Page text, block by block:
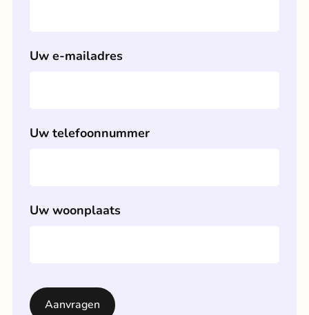
Uw e-mailadres
Uw telefoonnummer
Uw woonplaats